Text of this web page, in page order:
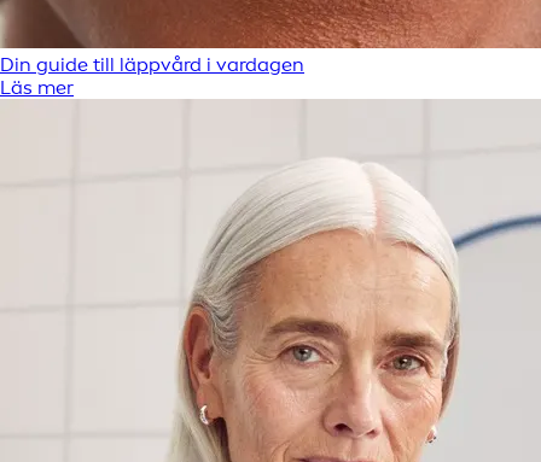
Din guide till läppvård i vardagen
Läs mer